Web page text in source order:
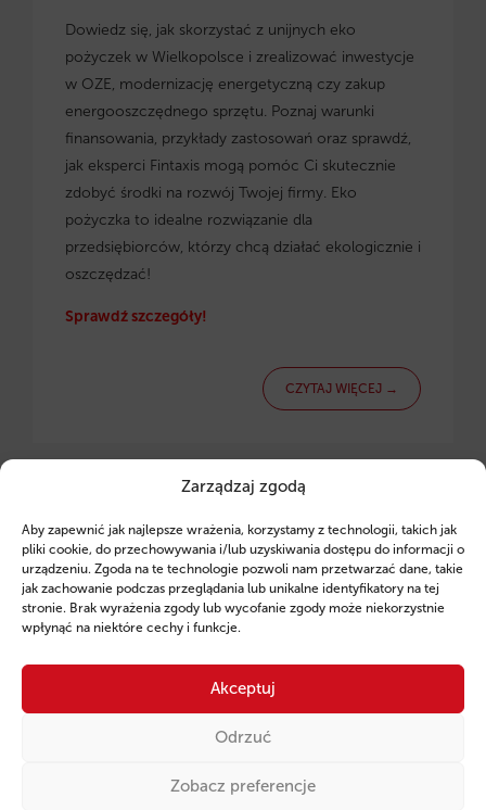
Zarządzaj zgodą
Aby zapewnić jak najlepsze wrażenia, korzystamy z technologii, takich jak
pliki cookie, do przechowywania i/lub uzyskiwania dostępu do informacji o
urządzeniu. Zgoda na te technologie pozwoli nam przetwarzać dane, takie
jak zachowanie podczas przeglądania lub unikalne identyfikatory na tej
stronie. Brak wyrażenia zgody lub wycofanie zgody może niekorzystnie
wpłynąć na niektóre cechy i funkcje.
Akceptuj
Odrzuć
Zobacz preferencje
Dowiedz się, jak skorzystać z unijnych eko
pożyczek w Wielkopolsce i zrealizować inwestycje
w OZE, modernizację energetyczną czy zakup
energooszczędnego sprzętu. Poznaj warunki
finansowania, przykłady zastosowań oraz sprawdź,
jak eksperci Fintaxis mogą pomóc Ci skutecznie
zdobyć środki na rozwój Twojej firmy. Eko
pożyczka to idealne rozwiązanie dla
przedsiębiorców, którzy chcą działać ekologicznie i
oszczędzać!
Sprawdź szczegóły!
CZYTAJ WIĘCEJ →
przedsiębiorców z regionu małopolskiego.
Pożyczki unijne dla małopolskich